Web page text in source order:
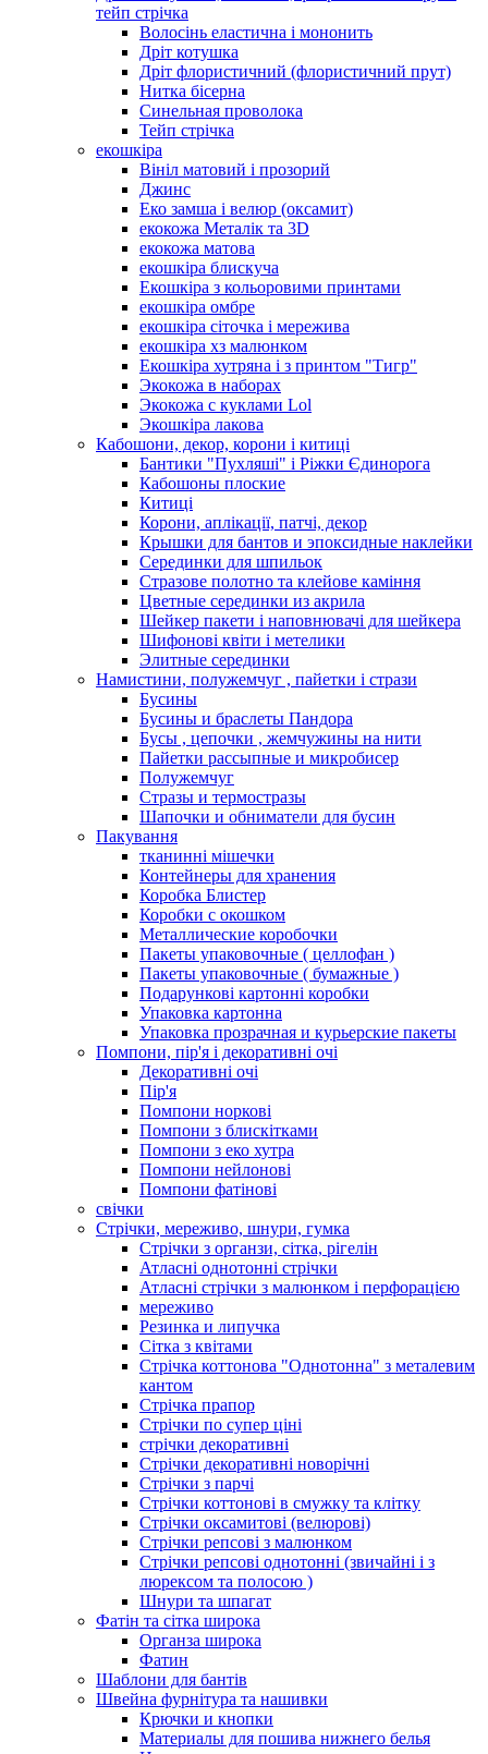
тейп стрічка
Волосінь еластична і мононить
Дріт котушка
Дріт флористичний (флористичний прут)
Нитка бісерна
Синельная проволока
Тейп стрічка
екошкіра
Вініл матовий і прозорий
Джинс
Еко замша і велюр (оксамит)
екокожа Металік та 3D
екокожа матова
екошкіра блискуча
Екошкіра з кольоровими принтами
екошкіра омбре
екошкіра сіточка і мережива
екошкіра хз малюнком
Екошкіра хутряна і з принтом "Тигр"
Экокожа в наборах
Экокожа с куклами Lol
Экошкiра лакова
Кабошони, декор, корони і китиці
Бантики "Пухляші" і Ріжки Єдинорога
Кабошоны плоские
Китиці
Корони, аплікації, патчі, декор
Крышки для бантов и эпоксидные наклейки
Серединки для шпильок
Стразове полотно та клейове каміння
Цветные серединки из акрила
Шейкер пакети і наповнювачі для шейкера
Шифонові квіти і метелики
Элитные серединки
Намистини, полужемчуг , пайетки і стрази
Бусины
Бусины и браслеты Пандора
Бусы , цепочки , жемчужины на нити
Пайетки рассыпные и микробисер
Полужемчуг
Стразы и термостразы
Шапочки и обниматели для бусин
Пакування
тканинні мішечки
Контейнеры для хранения
Коробка Блистер
Коробки с окошком
Металлические коробочки
Пакеты упаковочные ( целлофан )
Пакеты упаковочные ( бумажные )
Подарункові картонні коробки
Упаковка картонна
Упаковка прозрачная и курьерские пакеты
Помпони, пір'я і декоративні очі
Декоративні очі
Пір'я
Помпони норкові
Помпони з блискітками
Помпони з еко хутра
Помпони нейлонові
Помпони фатінові
свічки
Стрічки, мереживо, шнури, гумка
Стрічки з органзи, сітка, рігелін
Атласні однотонні стрічки
Атласні стрічки з малюнком і перфорацією
мереживо
Резинка и липучка
Сітка з квітами
Стрічка коттонова "Однотонна" з металевим
кантом
Стрічка прапор
Стрічки по супер ціні
стрічки декоративні
Стрічки декоративні новорічні
Стрічки з парчі
Стрічки коттонові в смужку та клітку
Стрічки оксамитові (велюрові)
Стрічки репсові з малюнком
Стрічки репсові однотонні (звичайні і з
люрексом та полосою )
Шнури та шпагат
Фатін та сітка широка
Органза широка
Фатин
Шаблони для бантів
Швейна фурнітура та нашивки
Крючки и кнопки
Материалы для пошива нижнего белья